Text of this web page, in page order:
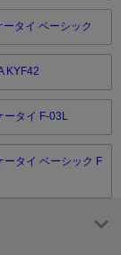
ータイ ベーシック
KYF42
ータイ F-03L
ータイ ベーシック F